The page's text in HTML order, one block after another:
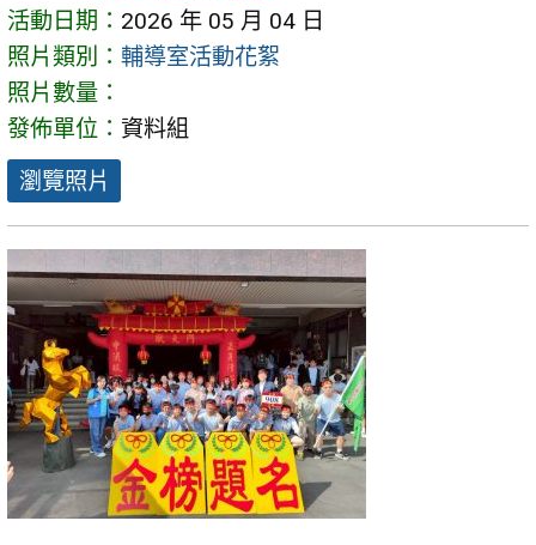
活動日期： 2026 年 05 月 04 日
照片類別： 輔導室活動花絮
照片數量：
發佈單位： 資料組
瀏覽照片